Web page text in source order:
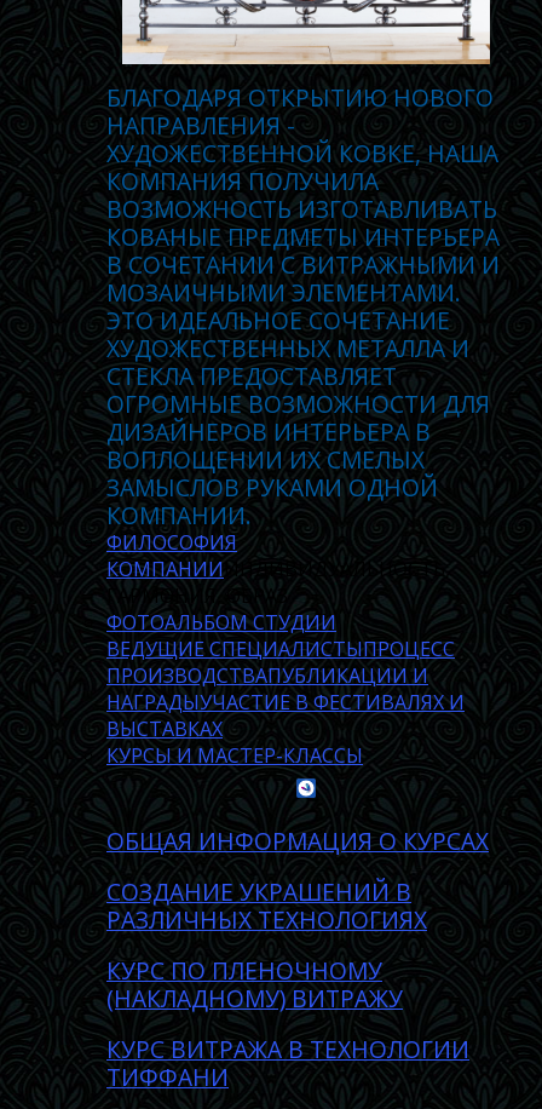
БЛАГОДАРЯ ОТКРЫТИЮ НОВОГО
НАПРАВЛЕНИЯ -
ХУДОЖЕСТВЕННОЙ КОВКЕ, НАША
КОМПАНИЯ ПОЛУЧИЛА
ВОЗМОЖНОСТЬ ИЗГОТАВЛИВАТЬ
КОВАНЫЕ ПРЕДМЕТЫ ИНТЕРЬЕРА
В СОЧЕТАНИИ С ВИТРАЖНЫМИ И
МОЗАИЧНЫМИ ЭЛЕМЕНТАМИ.
ЭТО ИДЕАЛЬНОЕ СОЧЕТАНИЕ
ХУДОЖЕСТВЕННЫХ МЕТАЛЛА И
СТЕКЛА ПРЕДОСТАВЛЯЕТ
ОГРОМНЫЕ ВОЗМОЖНОСТИ ДЛЯ
ДИЗАЙНЕРОВ ИНТЕРЬЕРА В
ВОПЛОЩЕНИИ ИХ СМЕЛЫХ
ЗАМЫСЛОВ РУКАМИ ОДНОЙ
КОМПАНИИ.
ФИЛОСОФИЯ
КОМПАНИИИНДИВИДУАЛЬНОСТЬ,
ГАРМОНИЯ, ОБРАЗ
ФОТОАЛЬБОМ СТУДИИ
ВЕДУЩИЕ СПЕЦИАЛИСТЫПРОЦЕСС
ПРОИЗВОДСТВАПУБЛИКАЦИИ И
НАГРАДЫУЧАСТИЕ В ФЕСТИВАЛЯХ И
ВЫСТАВКАХ
КУРСЫ И МАСТЕР-КЛАССЫ
ОБЩАЯ ИНФОРМАЦИЯ О КУРСАХ
CОЗДАНИE УКРАШЕНИЙ В
РАЗЛИЧНЫХ ТЕХНОЛОГИЯХ
КУРС ПО ПЛЕНОЧНОМУ
(НАКЛАДНОМУ) ВИТРАЖУ
КУРС ВИТРАЖА В ТЕХНОЛОГИИ
ТИФФАНИ